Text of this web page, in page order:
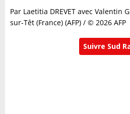
Par Laetitia DREVET avec Valentin
sur-Têt (France) (AFP) / © 2026 AFP
Suivre Sud